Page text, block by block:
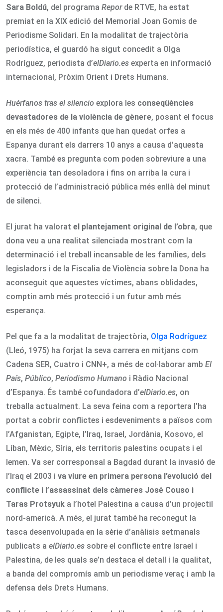
Sara Boldú, del programa Reporde RTVE, ha estat
premiat en la XIX edició del Memorial Joan Gomis de
Periodisme Solidari. En la modalitat de trajectòria
periodística, el guardó ha sigut concedit a Olga
Rodríguez, periodista d’elDiario.es experta en informació
internacional, Pròxim Orient i Drets Humans.
Huérfanos tras el silencio explora les conseqüències
devastadores de la violència de gènere, posant el focus
en els més de 400 infants que han quedat orfes a
Espanya durant els darrers 10 anys a causa d’aquesta
xacra. També es pregunta com poden sobreviure a una
experiència tan desoladora i fins on arriba la cura i
protecció de l’administració pública més enllà del minut
de silenci.
El jurat ha valorat el plantejament original de l’obra, que
dona veu a una realitat silenciada mostrant com la
determinació i el treball incansable de les famílies, dels
legisladors i de la Fiscalia de Violència sobre la Dona ha
aconseguit que aquestes víctimes, abans oblidades,
comptin amb més protecció i un futur amb més
esperança.
Pel que fa a la modalitat de trajectòria, Olga Rodríguez
(Lleó, 1975) ha forjat la seva carrera en mitjans com
Cadena SER, Cuatro i CNN+, a més de col·laborar amb El
País, Público, Periodismo Humano i Ràdio Nacional
d’Espanya. És també cofundadora d’elDiario.es, on
treballa actualment. La seva feina com a reportera l’ha
portat a cobrir conflictes i esdeveniments a països com
l’Afganistan, Egipte, l’Iraq, Israel, Jordània, Kosovo, el
Líban, Mèxic, Síria, els territoris palestins ocupats i el
Iemen. Va ser corresponsal a Bagdad durant la invasió de
l’Iraq el 2003 i va viure en primera persona l’evolució del
conflicte i l’assassinat dels càmeres José Couso i
Taras Protsyuk a l’hotel Palestina a causa d’un projectil
nord-americà. A més, el jurat també ha reconegut la
tasca desenvolupada en la sèrie d’anàlisis setmanals
publicats a elDiario.es sobre el conflicte entre Israel i
Palestina, de les quals se’n destaca el detall i la qualitat,
a banda del compromís amb un periodisme veraç i amb la
defensa dels Drets Humans.